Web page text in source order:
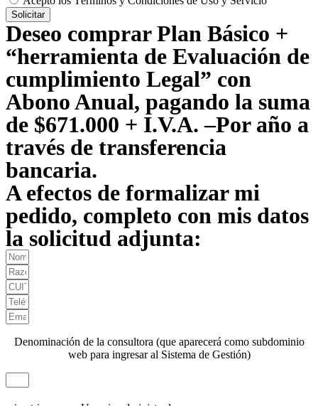
Solicitar
Deseo comprar Plan Básico +
“herramienta de Evaluación de
cumplimiento Legal” con
Abono Anual, pagando la suma
de $671.000 + I.V.A. –Por año a
través de transferencia
bancaria.
A efectos de formalizar mi
pedido, completo con mis datos
la solicitud adjunta:
Denominación de la consultora (que aparecerá como subdominio
web para ingresar al Sistema de Gestión)